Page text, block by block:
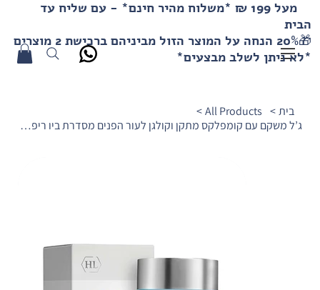
מעל 199 ₪ *משלוח מהיר חינם* - עם שליח עד
הבית
🎁20% הנחה על המוצר הזול מביניהם ברכישת 2 מוצרים
*לא ניתן לשלב מבצעים*
בית>
All Products
>
ג’ל משקם עם קומפלקס מתקן וקולגן לעור הפנים מסדרת ביו ריפאר HL